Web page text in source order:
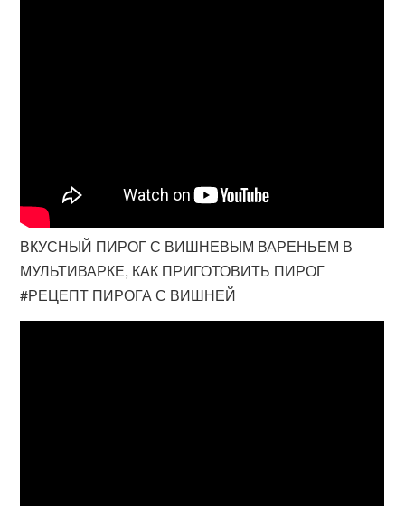
ВКУСНЫЙ ПИРОГ С ВИШНЕВЫМ ВАРЕНЬЕМ В
МУЛЬТИВАРКЕ, КАК ПРИГОТОВИТЬ ПИРОГ
#РЕЦЕПТ ПИРОГА С ВИШНЕЙ